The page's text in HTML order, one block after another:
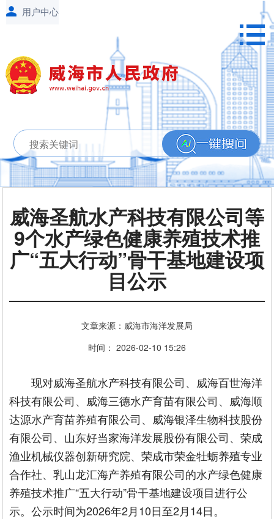
威海圣航水产科技有限公司等
9个水产绿色健康养殖技术推
广“五大行动”骨干基地建设项
目公示
文章来源：威海市海洋发展局
时间： 2026-02-10 15:26
现对威海圣航水产科技有限公司、威海百世海洋
科技有限公司、威海三德水产育苗有限公司、威海顺
达源水产育苗养殖有限公司、威海银泽生物科技股份
有限公司、山东好当家海洋发展股份有限公司、荣成
渔业机械仪器创新研究院、荣成市荣金牡蛎养殖专业
合作社、乳山龙汇海产养殖有限公司的水产绿色健康
养殖技术推广“五大行动”骨干基地建设项目进行公
示。公示时间为2026年2月10日至2月14日。